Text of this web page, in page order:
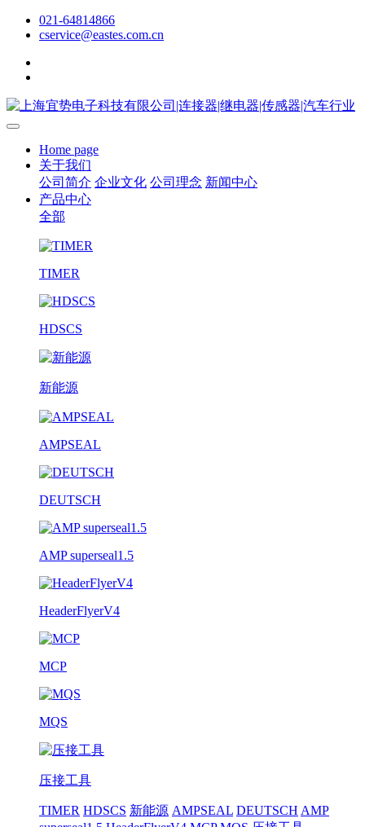
021-64814866
cservice@eastes.com.cn
Home page
关于我们
公司简介 企业文化 公司理念 新闻中心
产品中心
全部
TIMER
HDSCS
新能源
AMPSEAL
DEUTSCH
AMP superseal1.5
HeaderFlyerV4
MCP
MQS
压接工具
TIMER HDSCS 新能源 AMPSEAL DEUTSCH AMP